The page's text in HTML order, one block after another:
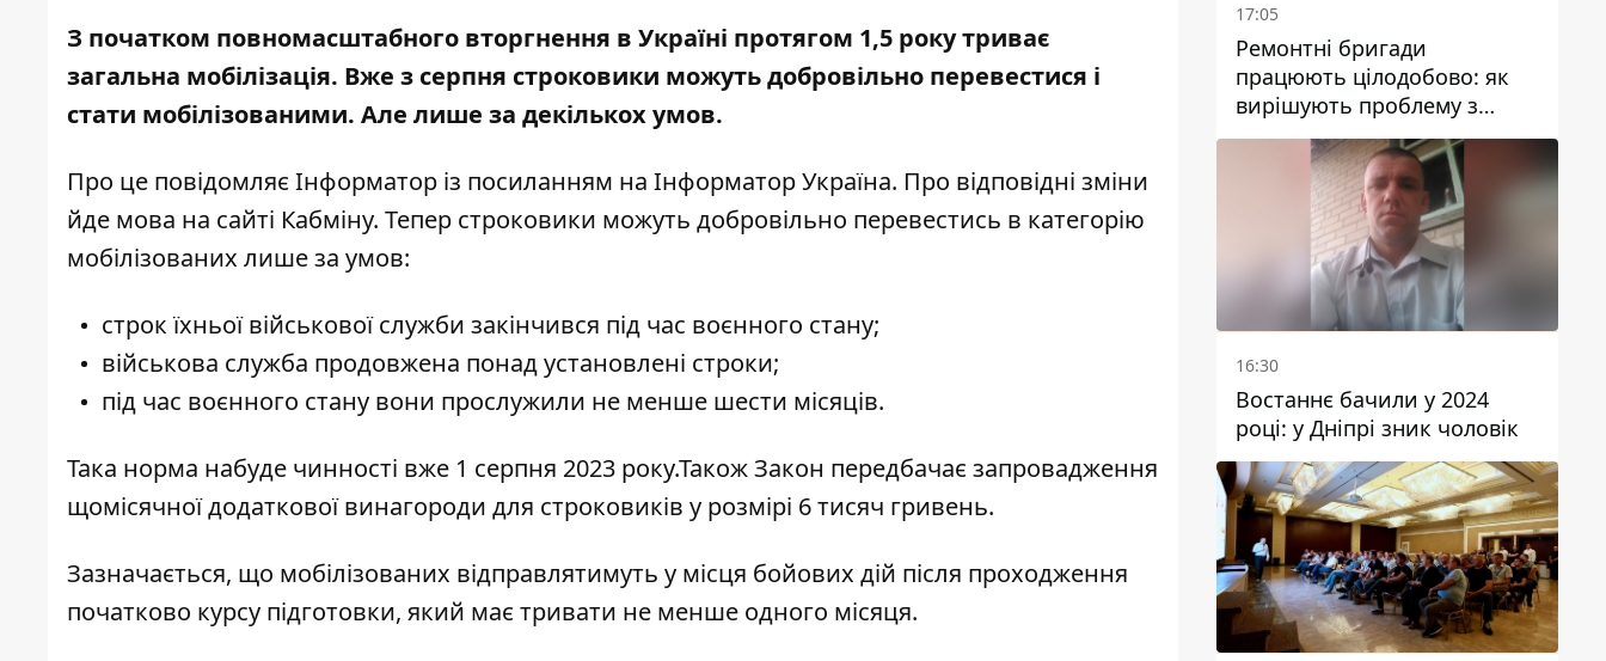
З початком повномасштабного вторгнення в Україні протягом 1,5 року триває
загальна мобілізація. Вже з серпня строковики можутьдобровільно перевестися і
стати мобілізованими. Але лише за декількох умов.
Про це повідомляє Інформатор із посиланням на Інформатор Україна. Про відповідні зміни
йде мова на сайті Кабміну. Тепер строковики можуть добровільно перевестись в категорію
мобілізованих лише за умов:
строк їхньої військової служби закінчився під час воєнного стану;
військова служба продовжена понад установлені строки;
під час воєнного стану вони прослужили не менше шести місяців.
Така норма набуде чинності вже 1 серпня 2023 року.ТакожЗакон передбачає запровадження
щомісячної додаткової винагороди для строковиків у розмірі 6 тисяч гривень.
Зазначається, що мобілізованих відправлятимуть у місця бойових дій після проходження
початково курсу підготовки, який має тривати не менше одного місяця.
17:05
Ремонтні бригади
працюють цілодобово: як
вирішують проблему з
водою у Марганецькій
громаді
16:30
Востаннє бачили у 2024
році: у Дніпрі зник чоловік